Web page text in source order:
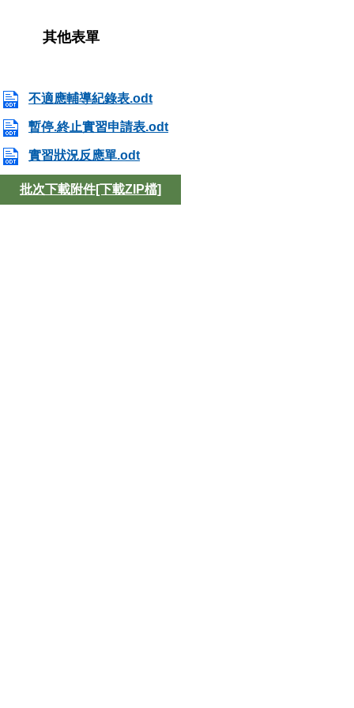
其他表單
不適應輔導紀錄表.odt
暫停.終止實習申請表.odt
實習狀況反應單.odt
批次下載附件[下載ZIP檔]